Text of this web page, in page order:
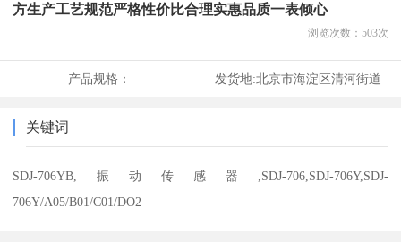
方生产工艺规范严格性价比合理实惠品质一表倾心
浏览次数： 503次
产品规格： 发货地:北京市海淀区清河街道
关键词
SDJ-706YB,振动传感器,SDJ-706,SDJ-706Y,SDJ-
706Y/A05/B01/C01/DO2